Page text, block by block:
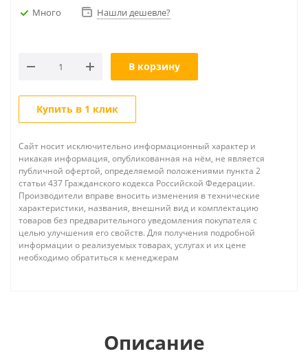
Много Нашли дешевле?
В корзину
Купить в 1 клик
Сайт носит исключительно информационный характер и
никакая информация, опубликованная на нём, не является
публичной офертой, определяемой положениями пункта 2
статьи 437 Гражданского кодекса Российской Федерации.
Производители вправе вносить изменения в технические
характеристики, названия, внешний вид и комплектацию
товаров без предварительного уведомления покупателя с
целью улучшения его свойств. Для получения подробной
информации о реализуемых товарах, услугах и их цене
необходимо обратиться к менеджерам
Описание